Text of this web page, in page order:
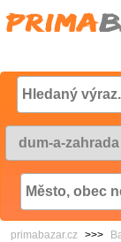
primabazar.cz >>>